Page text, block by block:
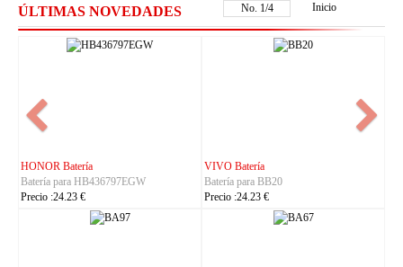
ÚLTIMAS NOVEDADES No. 1/4 Inicio
NOKIA Batería
Batería para BL-25AA
Batería para C21P2401